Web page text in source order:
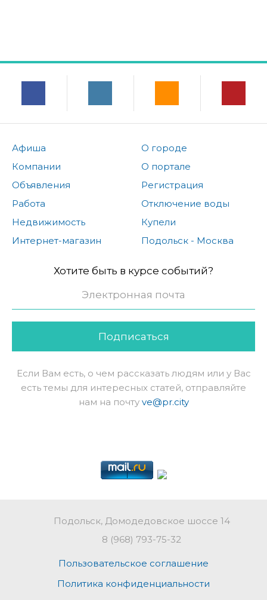
Афиша
Компании
Объявления
Работа
Недвижимость
Интернет-магазин
О городе
О портале
Регистрация
Отключение воды
Купели
Подольск - Москва
Хотите быть в курсе событий?
Подписаться
Если Вам есть, о чем рассказать людям или у Вас
есть темы для интересных статей, отправляйте
нам на почту ve@pr.city
Подольск, Домодедовское шоссе 14
8 (968) 793-75-32
Пользовательское соглашение
Политика конфиденциальности